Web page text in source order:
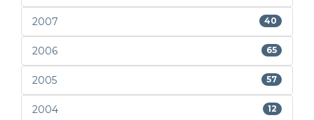
2007 40
2006 65
2005 57
2004 12